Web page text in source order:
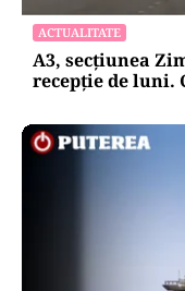
ACTUALITATE
A3, secțiunea
recepție de luni.